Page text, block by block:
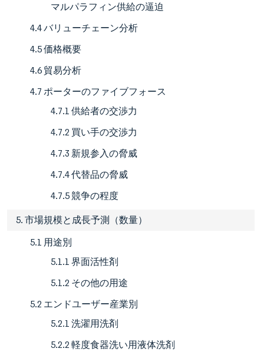
マルパラフィン供給の逼迫
4.4 バリューチェーン分析
4.5 価格概要
4.6 貿易分析
4.7 ポーターのファイブフォース
4.7.1 供給者の交渉力
4.7.2 買い手の交渉力
4.7.3 新規参入の脅威
4.7.4 代替品の脅威
4.7.5 競争の程度
5. 市場規模と成長予測（数量）
5.1 用途別
5.1.1 界面活性剤
5.1.2 その他の用途
5.2 エンドユーザー産業別
5.2.1 洗濯用洗剤
5.2.2 軽度食器洗い用液体洗剤